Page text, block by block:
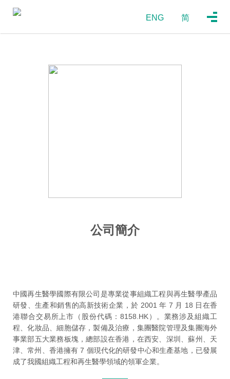
ENG 简
公司簡介
中國再生醫學國際有限公司是專業從事組織工程與再生醫學產品
研發、生產和銷售的高新技術企業，於 2001 年 7 月 18 日在香
港聯合交易所上市（股份代碼：8158.HK）。業務涉及組織工
程、化妝品、細胞儲存，製備及治療，集團醫院管理及集團海外
事業部五大業務板塊，總部設在香港，在西安、深圳、蘇州、天
津、常州、香港擁有 7 個現代化的研發中心和生產基地，已發展
成了我國組織工程和再生醫學領域的領軍企業。